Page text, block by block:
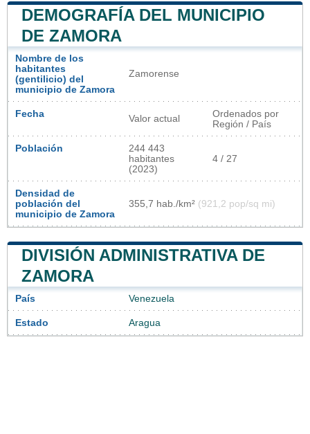
DEMOGRAFÍA DEL MUNICIPIO
DE ZAMORA
Nombre de los
habitantes
(gentilicio) del
municipio de Zamora
Zamorense
Fecha Valor actual
Ordenados por
Región / País
Población
244 443
habitantes
(2023)
4 / 27
Densidad de
población del
municipio de Zamora
355,7 hab./km² (921,2 pop/sq mi)
DIVISIÓN ADMINISTRATIVA DE
ZAMORA
País Venezuela
Estado Aragua